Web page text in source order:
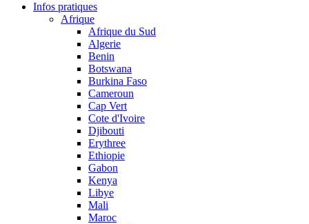
Infos pratiques
Afrique
Afrique du Sud
Algerie
Benin
Botswana
Burkina Faso
Cameroun
Cap Vert
Cote d'Ivoire
Djibouti
Erythree
Ethiopie
Gabon
Kenya
Libye
Mali
Maroc